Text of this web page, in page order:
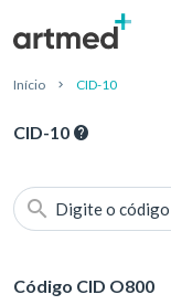
Início CID-10
CID-10
Digite o
Código CID O800